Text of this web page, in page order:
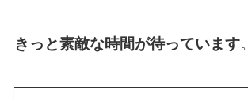
きっと素敵な時間が待っています。